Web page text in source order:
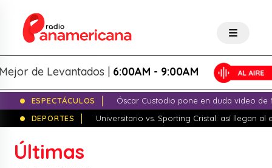
de Levantados | 6:00AM - 9:00AM
ESPECTÁCULOS
Óscar Custodio pone en duda video de
DEPORTES
Universitario vs. Sporting Cristal: así llegan al
Últimas